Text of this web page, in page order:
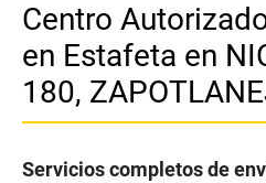
Centro
en Estafeta en
180,
Servicios completos de